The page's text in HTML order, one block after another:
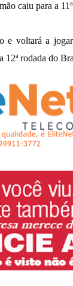
caiu para a
e voltará a
12ª rodada do